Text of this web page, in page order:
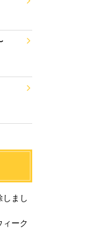
まし
ーク